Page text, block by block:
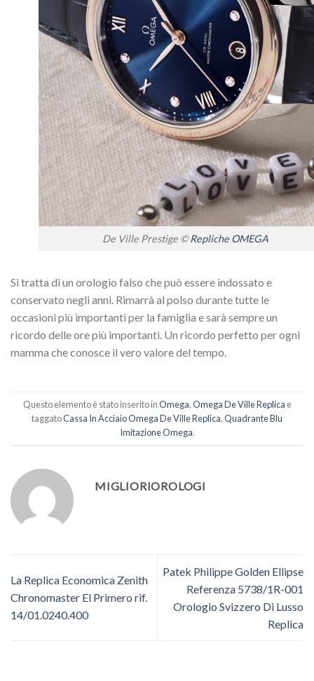
De Ville Prestige ©Repliche OMEGA
Si tratta di un orologio falso che può essere indossato e
conservato negli anni. Rimarrà al polso durante tutte le
occasioni più importanti per la famiglia e sarà sempre un
ricordo delle ore più importanti. Un ricordo perfetto per ogni
mamma che conosce il vero valore del tempo.
Questo elemento è stato inserito inOmega,Omega De Ville Replica e
taggatoCassa In Acciaio Omega De Ville Replica,Quadrante Blu
Imitazione Omega.
MIGLIORIOROLOGI
La Replica Economica Zenith
Chronomaster El Primero rif.
14/01.0240.400
Patek Philippe Golden Ellipse
Referenza 5738/1R-001
Orologio Svizzero Di Lusso
Replica